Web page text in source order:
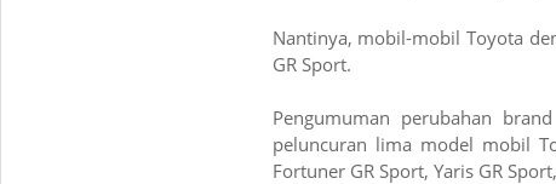
Nantinya, mobil-mobil Toyota
GR Sport.
Pengumuman perubahan
peluncuran lima model mobil
Fortuner GR Sport, Yaris GR